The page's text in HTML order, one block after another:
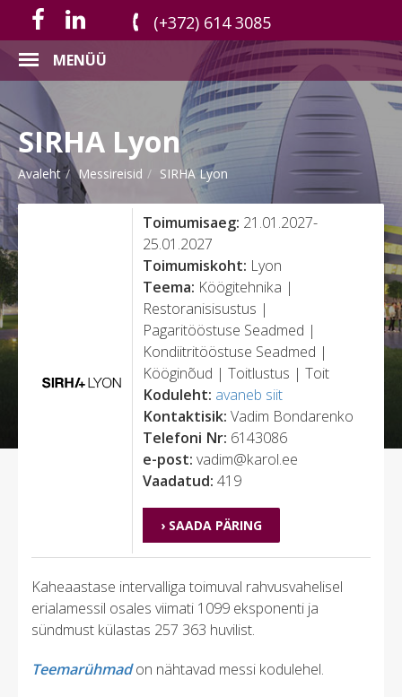
(+372) 614 3085
MENÜÜ
SIRHA Lyon
Avaleht Messireisid SIRHA Lyon
Toimumisaeg: 21.01.2027-
25.01.2027
Toimumiskoht: Lyon
Teema: Köögitehnika |
Restoranisisustus |
Pagaritööstuse Seadmed |
Kondiitritööstuse Seadmed |
Kööginõud | Toitlustus | Toit
Koduleht: avaneb siit
Kontaktisik:Vadim Bondarenko
Telefoni Nr: 6143086
e-post:vadim@karol.ee
Vaadatud: 419
› SAADA PÄRING
Kaheaastase intervalliga toimuval rahvusvahelisel
erialamessil osales viimati 1099 eksponenti ja
sündmust külastas 257 363 huvilist.
Teemarühmadon nähtavad messi kodulehel.